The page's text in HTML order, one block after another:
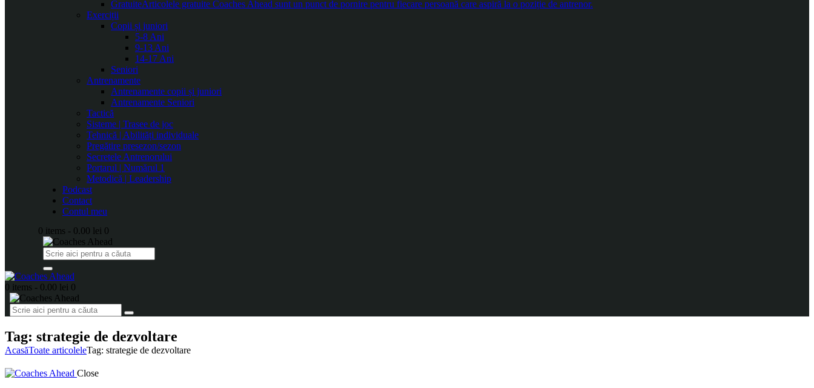
GratuiteArticolele gratuite Coaches Ahead sunt un punct de pornire pentru fiecare persoană care aspiră la o poziție de antrenor.
Exerciții
Copii și juniori
5-8 Ani
9-13 Ani
14-17 Ani
Seniori
Antrenamente
Antrenamente copii și juniori
Antrenamente Seniori
Tactică
Sisteme | Trasee de joc
Tehnică | Abilități individuale
Pregătire presezon/sezon
Secretele Antrenorului
Portarul | Numărul 1
Metodică | Leadership
Podcast
Contact
Contul meu
0 items - 0.00 lei 0
0 items - 0.00 lei 0
Tag: strategie de dezvoltare
AcasăToate articoleleTag: strategie de dezvoltare
Close